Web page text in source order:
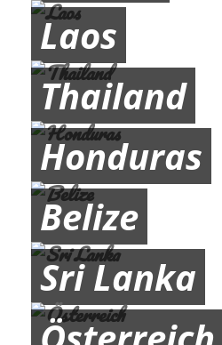
Laos
Thailand
Honduras
Belize
Sri Lanka